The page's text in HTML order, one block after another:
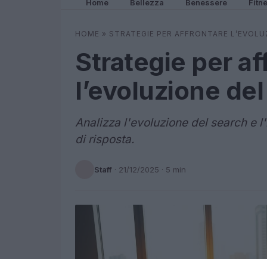
Home Bellezza Benessere
HOME » STRATEGIE PER AFFRONTARE
Strategie per
l’evoluzione
Analizza l'evoluzione del search e
di risposta.
Staff · 21/12/2025 · 5 min